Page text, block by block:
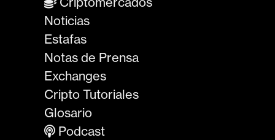
Noticias
Estafas
Notas de Prensa
Exchanges
Cripto Tutoriales
Glosario
Podcast